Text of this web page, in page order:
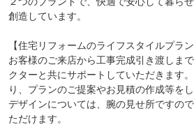
創造しています。
【住宅リフォームのライフスタイルプラン
お客様のご来店から工事完成引き渡しま
クターと共にサポートしていただきます
り、プランのご提案やお見積の作成等を
デザインについては、腕の見せ所ですの
ただけます。